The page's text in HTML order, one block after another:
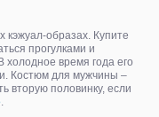
кэжуал-образах. Купите
прогулками и
время года его
Костюм для мужчины –
вторую половинку, если
.